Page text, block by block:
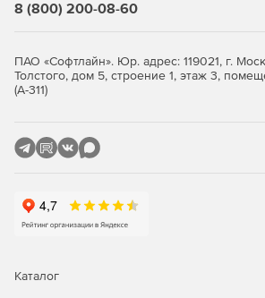
8 (800) 200-08-60
ПАО «Софтлайн». Юр. адрес: 119021, г.
Толстого, дом 5, строение 1, этаж 3,
(А-311)
Каталог